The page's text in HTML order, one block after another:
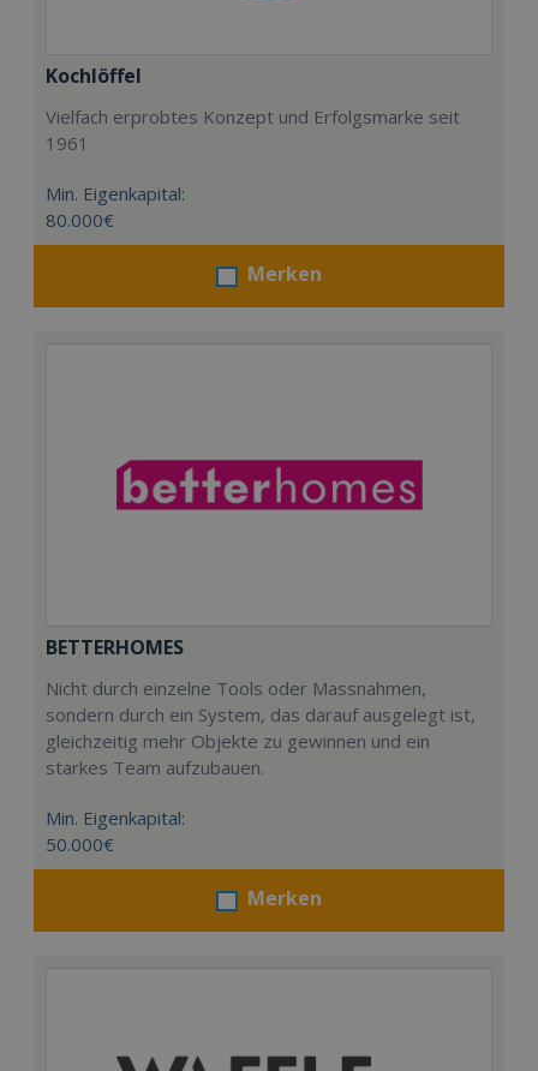
Kochlöffel
Vielfach erprobtes Konzept und Erfolgsmarke seit
1961
Min. Eigenkapital:
80.000€
Merken
BETTERHOMES
Nicht durch einzelne Tools oder Massnahmen,
sondern durch ein System, das darauf ausgelegt ist,
gleichzeitig mehr Objekte zu gewinnen und ein
starkes Team aufzubauen.
Min. Eigenkapital:
50.000€
Merken